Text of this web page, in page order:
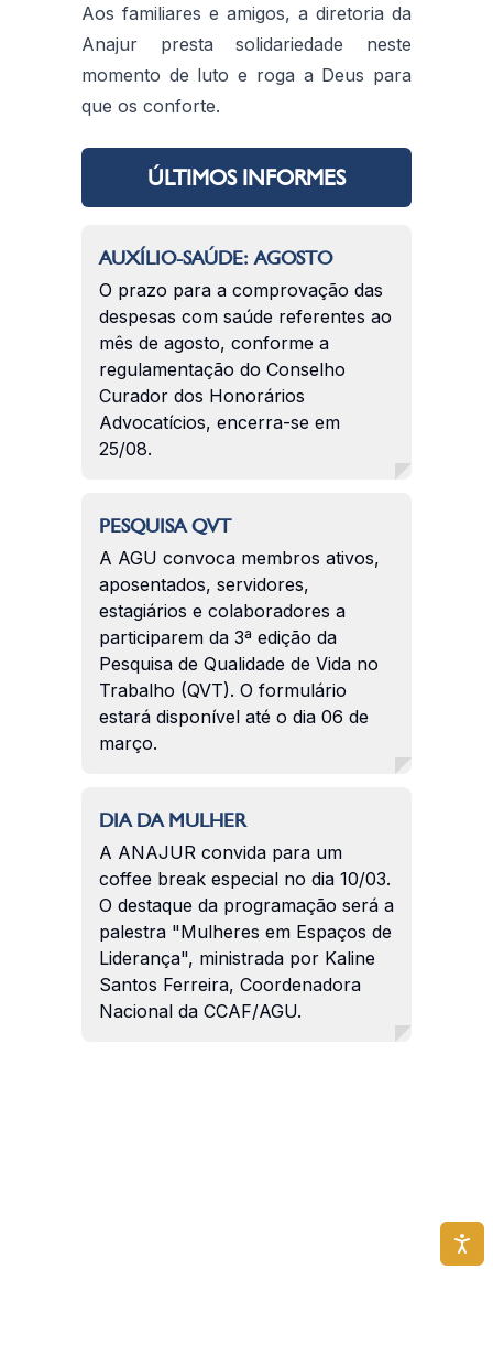
Aos familiares e amigos, a diretoria da
Anajur presta solidariedade neste
momento de luto e roga a Deus para
que os conforte.
ÚLTIMOS INFORMES
AUXÍLIO-SAÚDE: AGOSTO
O prazo para a comprovação das
despesas com saúde referentes ao
mês de agosto, conforme a
regulamentação do Conselho
Curador dos Honorários
Advocatícios, encerra-se em
25/08.
PESQUISA QVT
A AGU convoca membros ativos,
aposentados, servidores,
estagiários e colaboradores a
participarem da 3ª edição da
Pesquisa de Qualidade de Vida no
Trabalho (QVT). O formulário
estará disponível até o dia 06 de
março.
DIA DA MULHER
A ANAJUR convida para um
coffee break especial no dia 10/03.
O destaque da programação será a
palestra "Mulheres em Espaços de
Liderança", ministrada por Kaline
Santos Ferreira, Coordenadora
Nacional da CCAF/AGU.